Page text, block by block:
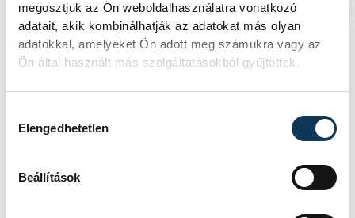
megosztjuk az Ön weboldalhasználatra vonatkozó
adatait, akik kombinálhatják az adatokat más olyan
adatokkal, amelyeket Ön adott meg számukra vagy az
Ön által használt más szolgáltatásokból gyűjtöttek.
Elengedhetetlen
Beállítások
A Salföldön élő Somogyi Győző Kossuth-díjas
grafikus, festőművész, a nemzet művésze, az
MMA rendes tagja egy, a művészet kapcsán
ritkán emlegetett, de annál lényegesebb
figyelmét: „Amellett, hogy a diákok